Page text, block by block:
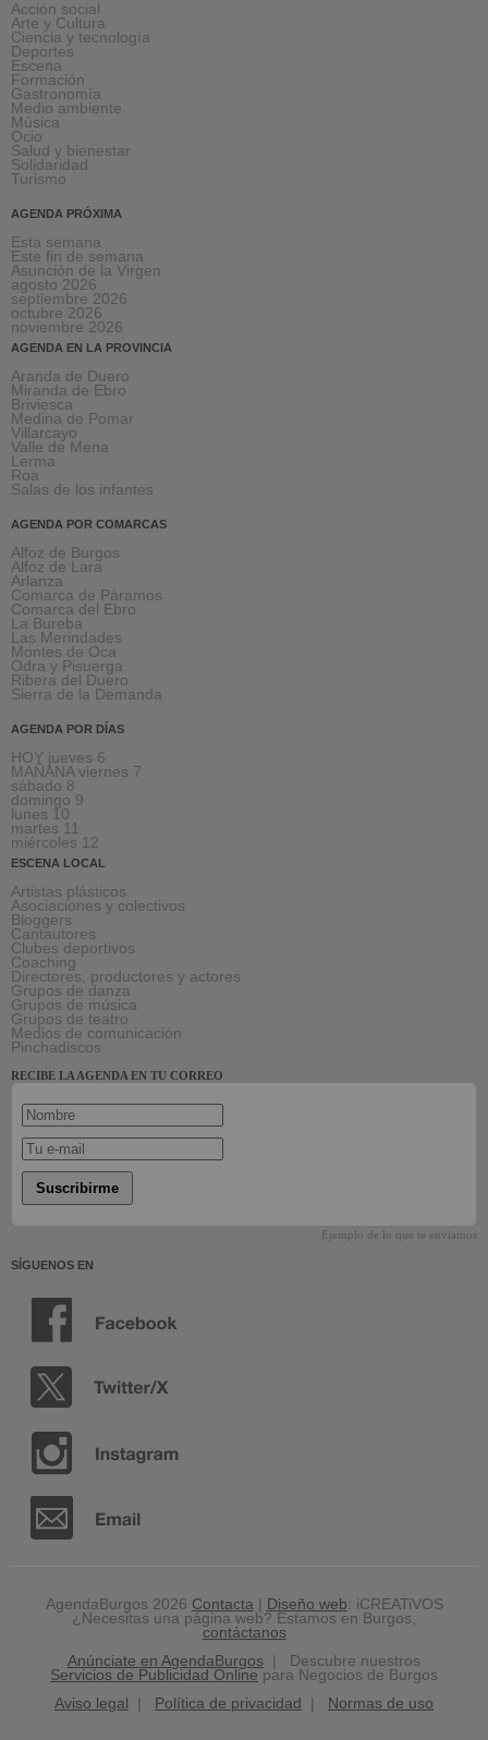
Acción social
Arte y Cultura
Ciencia y tecnología
Deportes
Escena
Formación
Gastronomía
Medio ambiente
Música
Ocio
Salud y bienestar
Solidaridad
Turismo
AGENDA PRÓXIMA
Esta semana
Este fin de semana
Asunción de la Virgen
agosto 2026
septiembre 2026
octubre 2026
noviembre 2026
AGENDA EN LA PROVINCIA
Aranda de Duero
Miranda de Ebro
Briviesca
Medina de Pomar
Villarcayo
Valle de Mena
Lerma
Roa
Salas de los infantes
AGENDA POR COMARCAS
Alfoz de Burgos
Alfoz de Lara
Arlanza
Comarca de Páramos
Comarca del Ebro
La Bureba
Las Merindades
Montes de Oca
Odra y Pisuerga
Ribera del Duero
Sierra de la Demanda
AGENDA POR DÍAS
HOY jueves 6
MAÑANA viernes 7
sábado 8
domingo 9
lunes 10
martes 11
miércoles 12
ESCENA LOCAL
Artistas plásticos
Asociaciones y colectivos
Bloggers
Cantautores
Clubes deportivos
Coaching
Directores, productores y actores
Grupos de danza
Grupos de música
Grupos de teatro
Medios de comunicación
Pinchadiscos
RECIBE LA AGENDA EN TU CORREO
Suscribirme
Ejemplo de lo que te enviamos
SÍGUENOS EN
AgendaBurgos 2026 Contacta| Diseño web: iCREATiVOS
¿Necesitas una página web? Estamos en Burgos,
contáctanos
Anúnciate en AgendaBurgos | Descubre nuestros
Servicios de Publicidad Online para Negocios de Burgos
Aviso legal
Política de privacidad Normas de uso